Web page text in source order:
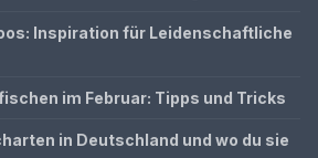
Inspiration für Leidenschaftliche
im Februar: Tipps und Tricks
in Deutschland und wo du sie